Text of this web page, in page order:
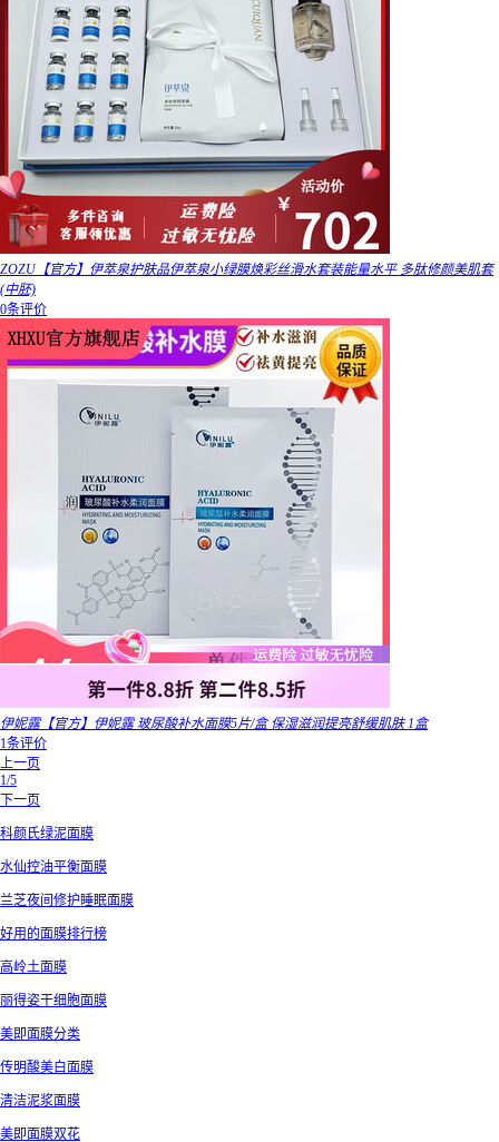
ZOZU【官方】伊萃泉护肤品伊萃泉小绿膜焕彩丝滑水套装能量水平 多肽修颜美肌套
(中胚)
0条评价
伊妮露【官方】伊妮露 玻尿酸补水面膜5片/盒 保湿滋润提亮舒缓肌肤 1盒
1条评价
上一页
1/5
下一页
科颜氏绿泥面膜
水仙控油平衡面膜
兰芝夜间修护睡眠面膜
好用的面膜排行榜
高岭土面膜
丽得姿干细胞面膜
美即面膜分类
传明酸美白面膜
清洁泥浆面膜
美即面膜双花